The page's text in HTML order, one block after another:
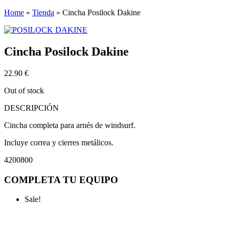
Home » Tienda » Cincha Posilock Dakine
Cincha Posilock Dakine
22.90 €
Out of stock
DESCRIPCIÓN
Cincha completa para arnés de windsurf.
Incluye correa y cierres metálicos.
4200800
COMPLETA TU EQUIPO
Sale!